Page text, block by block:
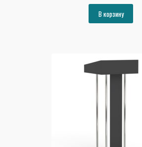
составляла
9615₽.
В корзину